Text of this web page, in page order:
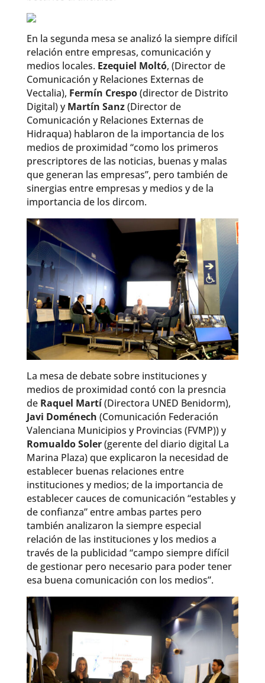
En la segunda mesa se analizó la siempre difícil
relación entre empresas, comunicación y
medios locales. Ezequiel Moltó, (Director de
Comunicación y Relaciones Externas de
Vectalia), Fermín Crespo(director de Distrito
Digital) y Martín Sanz(Director de
Comunicación y Relaciones Externas de
Hidraqua) hablaron de la importancia de los
medios de proximidad “como los primeros
prescriptores de las noticias, buenas y malas
que generan las empresas”, pero también de
sinergias entre empresas y medios y de la
importancia de los dircom.
La mesa de debate sobre instituciones y
medios de proximidad contó con la presncia
deRaquel Martí(Directora UNED Benidorm),
Javi Doménech (Comunicación Federación
Valenciana Municipios y Provincias (FVMP)) y
Romualdo Soler(gerente del diario digital La
Marina Plaza) que explicaron la necesidad de
establecer buenas relaciones entre
instituciones y medios; de la importancia de
establecer cauces de comunicación “estables y
de confianza” entre ambas partes pero
también analizaron la siempre especial
relación de las instituciones y los medios a
través de la publicidad “campo siempre difícil
de gestionar pero necesario para poder tener
esa buena comunicación con los medios”.